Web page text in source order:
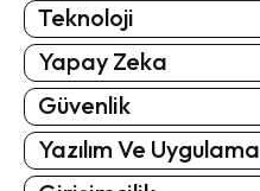
Teknoloji
Yapay Zeka
Güvenlik
Yazılım Ve Uygulama